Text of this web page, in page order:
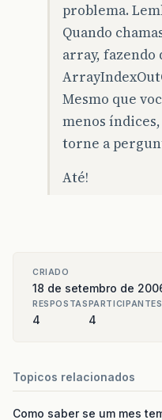
problema.
Quando
array, fazendo
Mesmo que
menos
torne a
Até!
CRIADO
18 de setembro de
RESPOSTAS
4
PARTICIPANTES
4
Topicos relacionados
Como saber se um mes